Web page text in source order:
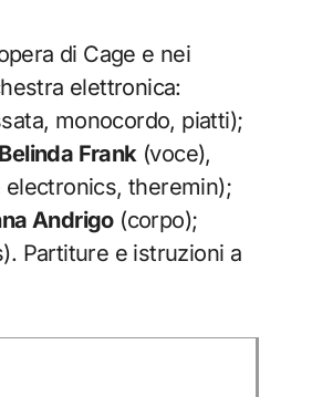
di Cage e nei
elettronica:
monocordo, piatti);
Belinda Frank(voce),
electronics, theremin);
Andrigo(corpo);
Partiture e istruzioni a